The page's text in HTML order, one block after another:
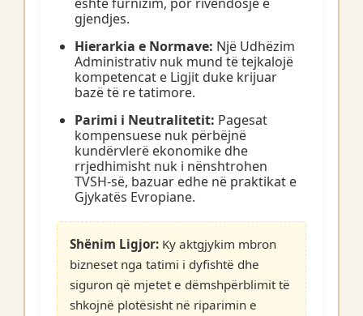
gjendjes.
Hierarkia e Normave: Një Udhëzim
Administrativ nuk mund të tejkalojë
kompetencat e Ligjit duke krijuar
bazë të re tatimore.
Parimi i Neutralitetit: Pagesat
kompensuese nuk përbëjnë
kundërvlerë ekonomike dhe
rrjedhimisht nuk i nënshtrohen
TVSH-së, bazuar edhe në praktikat e
Gjykatës Evropiane.
Shënim Ligjor: Ky aktgjykim mbron
bizneset nga tatimi i dyfishtë dhe
siguron që mjetet e dëmshpërblimit të
shkojnë plotësisht në riparimin e